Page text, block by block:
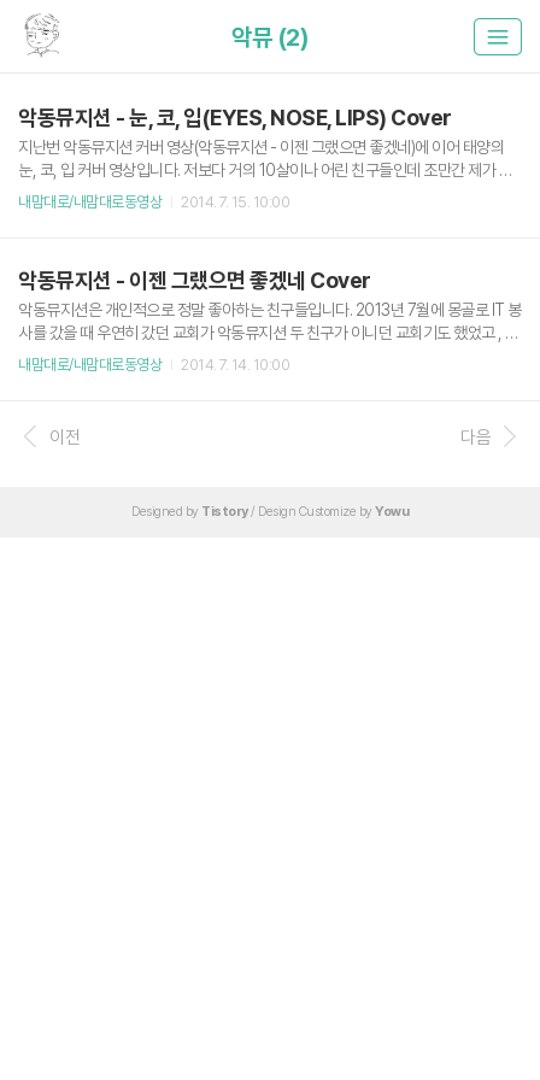
악뮤 (2)
악동뮤지션 - 눈, 코, 입(EYES, NOSE, LIPS) Cover
지난번 악동뮤지션 커버 영상(악동뮤지션 - 이젠 그랬으면 좋겠네)에 이어 태양의
눈, 코, 입 커버 영상입니다. 저보다 거의 10살이나 어린 친구들인데 조만간 제가 악
동뮤지션 덕질하게 생겼네요. 악동뮤지션 - 눈, 코, 입(Eyes, Nose, Lips) Cover 하
내맘대로/내맘대로동영상 2014. 7. 15. 10:00
악동뮤지션 - 이젠 그랬으면 좋겠네 Cover
악동뮤지션은 개인적으로 정말 좋아하는 친구들입니다. 2013년 7월에 몽골로 IT 봉
사를 갔을 때 우연히 갔던 교회가 악동뮤지션 두 친구가 이니던 교회기도 했었고 , 동
생 수현이의 음색과 오빠 찬혁의 가사와 프로듀싱 능력을 정말 좋아합니다. 얼마전
밖에 안들었지만 듣는 순간 꽂혀 버린 악동뮤지션의 한 커버영상 입니다. 악동뮤지
션 - 이젠 그랬으면 좋겠네 2014년 7월 7일 방영했던 힐링캠프에 출연한 것도 반가
내맘대로/내맘대로동영상 2014. 7. 14. 10:00
이전 다음
Designed by Tistory/ Design Customize by Yowu